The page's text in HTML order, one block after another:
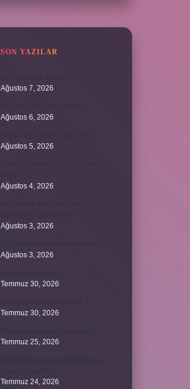
SON YAZILAR
Ağustos 7, 2026
Ağustos 6, 2026
Ağustos 5, 2026
Ağustos 4, 2026
Ağustos 3, 2026
Ağustos 3, 2026
Temmuz 30, 2026
Temmuz 30, 2026
Temmuz 25, 2026
Temmuz 24, 2026